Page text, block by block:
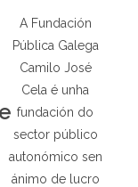
A Fundación
Pública Galega
Camilo José
Cela é unha
fundación do
sector público
autonómico sen
ánimo de lucro